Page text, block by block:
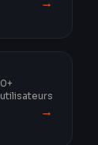
0+
utilisateurs
→